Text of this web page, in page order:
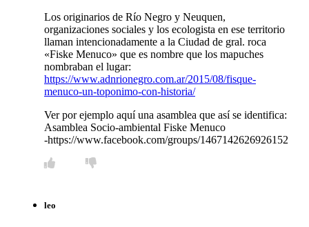
Los originarios de Río Negro y Neuquen,
organizaciones sociales y los ecologista en ese territorio
llaman intencionadamente a la Ciudad de gral. roca
«Fiske Menuco» que es nombre que los mapuches
nombraban el lugar:
https://www.adnrionegro.com.ar/2015/08/fisque-
menuco-un-toponimo-con-historia/
Ver por ejemplo aquí una asamblea que así se identifica:
Asamblea Socio-ambiental Fiske Menuco
-https://www.facebook.com/groups/1467142626926152
leo